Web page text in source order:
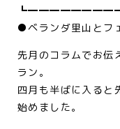
●ベランダ里山とフ
先月のコラムでお伝
ラン。
四月も半ばに入ると
始めました。